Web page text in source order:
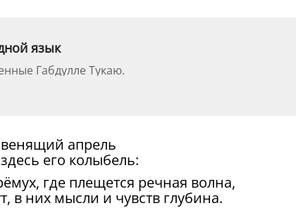
язык
Габдулле Тукаю.
апрель
его колыбель:
где плещется речная волна,
в них мысли и чувств глубина.